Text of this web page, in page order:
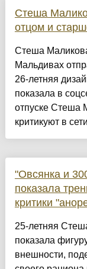
Стеша
отцом и
Стеша
Мальдивах
26-летняя
показала в
отпуске Стеша
критикуют в
"Овсянка и
показала
критики
25-летняя
показала
внешности,